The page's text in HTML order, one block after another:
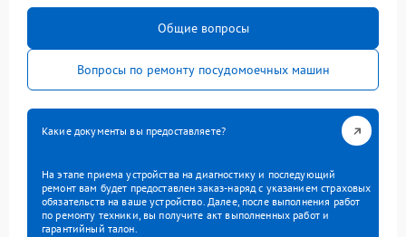
Общие вопросы
Вопросы по ремонту посудомоечных машин
Какие документы вы предоставляете?
На этапе приема устройства на диагностику и последующий
ремонт вам будет предоставлен заказ-наряд с указанием страховых
обязательств на ваше устройство. Далее, после выполнения работ
по ремонту техники, вы получите акт выполненных работ и
гарантийный талон.